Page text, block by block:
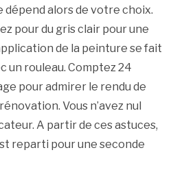
alors de votre choix.
pour du gris clair pour une
de la peinture se fait
un rouleau. Comptez 24
pour admirer le rendu de
Vous n’avez nul
A partir de ces astuces,
reparti pour une seconde